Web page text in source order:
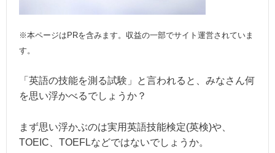
※本ページはPRを含みます。収益の一部でサイト運営されていま
す。
「英語の技能を測る試験」と言われると、みなさん何
を思い浮かべるでしょうか？
まず思い浮かぶのは実用英語技能検定(英検)や、
TOEIC、TOEFLなどではないでしょうか。